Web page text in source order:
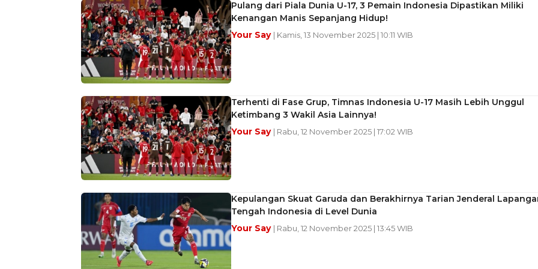
Pulang dari Piala Dunia U-17, 3 Pemain Indonesia Dipastikan Miliki
Kenangan Manis Sepanjang Hidup!
Your Say | Kamis, 13 November 2025 | 10:11 WIB
Terhenti di Fase Grup, Timnas Indonesia U-17 Masih Lebih Unggul
Ketimbang 3 Wakil Asia Lainnya!
Your Say | Rabu, 12 November 2025 | 17:02 WIB
Kepulangan Skuat Garuda dan Berakhirnya Tarian Jenderal
Tengah Indonesia di Level Dunia
Your Say | Rabu, 12 November 2025 | 13:45 WIB